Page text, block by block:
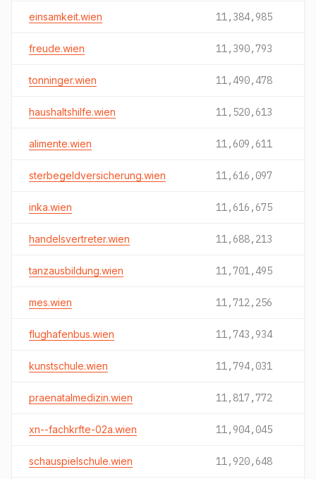
einsamkeit.wien 11,384,985
freude.wien 11,390,793
tonninger.wien 11,490,478
haushaltshilfe.wien 11,520,613
alimente.wien 11,609,611
sterbegeldversicherung.wien 11,616,097
inka.wien 11,616,675
handelsvertreter.wien 11,688,213
tanzausbildung.wien 11,701,495
mes.wien 11,712,256
flughafenbus.wien 11,743,934
kunstschule.wien 11,794,031
praenatalmedizin.wien 11,817,772
xn--fachkrfte-02a.wien 11,904,045
schauspielschule.wien 11,920,648